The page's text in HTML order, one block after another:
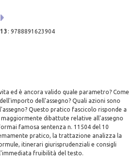
:9788891623904
ed è ancora valido quale parametro? Come
dell'assegno? Quali azioni sono
Questo pratico fascicolo risponde a
dibattute relative all'assegno
famosa sentenza n. 11504 del 10
pratico, la trattazione analizza la
itinerari giurisprudenziali e consigli
fruibilità del testo.